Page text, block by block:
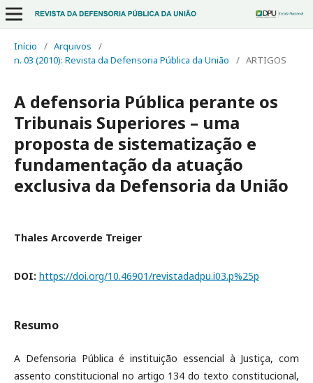
Início / Arquivos
/
n. 03 (2010): Revista da Defensoria Pública da União
/ ARTIGOS
A defensoria Pública perante os
Tribunais Superiores – uma
proposta de sistematização e
fundamentação da atuação
exclusiva da Defensoria da União
Thales Arcoverde Treiger
DOI: https://doi.org/10.46901/revistadadpu.i03.p%25p
Resumo
A Defensoria Pública é instituição essencial à Justiça, com
assento constitucional no artigo 134 do texto constitucional,